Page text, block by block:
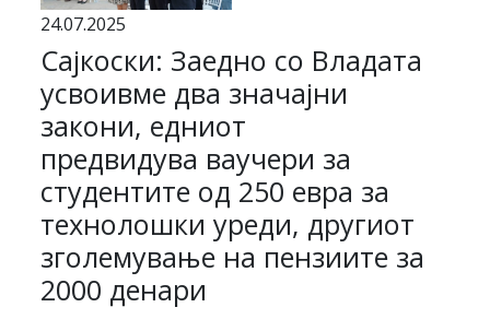
24.07.2025
Сајкоски: Заедно со Владата
усвоивме два значајни
закони, едниот
предвидува ваучери за
студентите од 250 евра за
технолошки уреди, другиот
зголемување на пензиите за
2000 денари